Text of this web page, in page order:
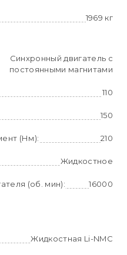
1969 кг
Синхронный двигатель с
постоянными магнитами
110
150
(Нм): 210
Жидкостное
(об. мин): 16000
Жидкостная Li-NMC